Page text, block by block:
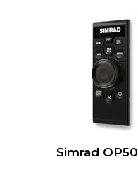
Simrad OP50